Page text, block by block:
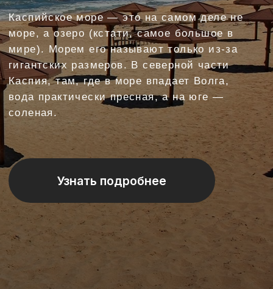
вода практически пресная, а на юге —
соленая.
Узнать подробнее